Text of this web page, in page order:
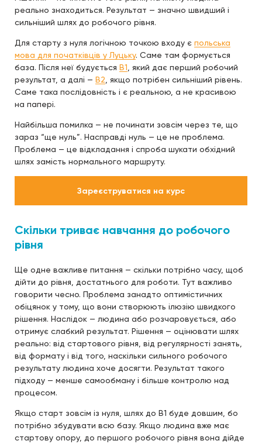
реально знаходиться. Результат — значно швидший і
сильніший шлях до робочого рівня.
Для старту з нуля логічною точкою входу є польська
мова для початківців у Луцьку. Саме там формується
база. Після неї будується B1 , який дає перший робочий
результат, а далі — B2 , якщо потрібен сильніший рівень.
Саме така послідовність і є реальною, а не красивою
на папері.
Найбільша помилка — не починати зовсім через те, що
зараз “ще нуль”. Насправді нуль — це не проблема.
Проблема — це відкладання і спроба шукати обхідний
шлях замість нормального маршруту.
Зареєструватися на курс
Скільки триває навчання до робочого
рівня
Ще одне важливе питання — скільки потрібно часу, щоб
дійти до рівня, достатнього для роботи. Тут важливо
говорити чесно. Проблема занадто оптимістичних
обіцянок у тому, що вони створюють ілюзію швидкого
рішення. Наслідок — людина або розчаровується, або
отримує слабкий результат. Рішення — оцінювати шлях
реально: від стартового рівня, від регулярності занять,
від формату і від того, наскільки сильного робочого
результату людина хоче досягти. Результат такого
підходу — менше самообману і більше контролю над
процесом.
Якщо старт зовсім із нуля, шлях до B1 буде довшим, бо
потрібно збудувати всю базу. Якщо людина вже має
стартову опору, до першого робочого рівня вона дійде